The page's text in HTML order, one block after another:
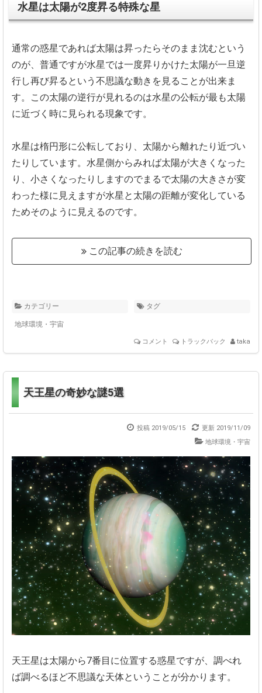
水星は太陽が2度昇る特殊な星
通常の惑星であれば太陽は昇ったらそのまま沈むという
のが、 普通ですが水星では一度昇りかけた太陽が一旦逆
行し再び昇るとい う不思議な動きを見ることが出来ま
す。
この太陽の逆行が見れるのは水星の公転が最も太陽
に近づく時に見られる現象です。
水星は楕円形に公転しており、 太陽から離れたり近づい
たりしています。 水星側からみれば太陽が大きくなった
り、 小さくなったりしますのでまるで太陽の大きさが変
わった様に見え ますが水星と太陽の距離が変化している
ためそのように見えるのです。
この記事の続きを読む
カテゴリー
地球環境・宇宙
タグ
コメント トラックバック taka
天王星の奇妙な謎5選
投稿 2019/05/15 更新 2019/11/09
地球環境・宇宙
天王星は太陽から7番目に位置する惑星ですが、調べれ
ば調べるほど不思議な天体ということが分かります。